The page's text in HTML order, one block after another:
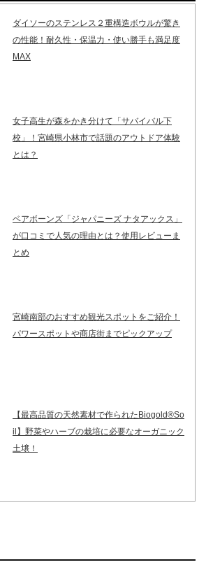
ダイソーのステンレス２重構造ボウルが驚き
の性能！耐久性・保温力・使い勝手も満足度
MAX
女子高生が森をかき分けて「サバイバル下
校」！宮崎県小林市で話題のアウトドア体験
とは？
ベアボーンズ「ジャパニーズ ナタアックス」
が口コミで人気の理由とは？使用レビューま
とめ
宮崎南部のおすすめ観光スポットをご紹介！
パワースポットや商店街までピックアップ
【最高品質の天然素材で作られたBiogold®So
il】野菜やハーブの栽培に必要なオーガニック
土壌！